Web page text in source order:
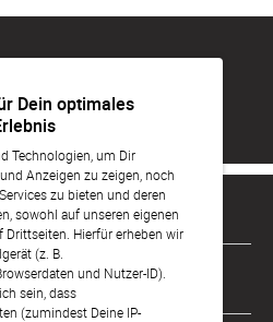
Dein optimales
Technologien, um Dir
Anzeigen zu zeigen, noch
zu bieten und deren
sowohl auf unseren eigenen
Drittseiten. Hierfür erheben wir
(z. B.
und Nutzer-ID).
sein, dass
(zumindest Deine IP-